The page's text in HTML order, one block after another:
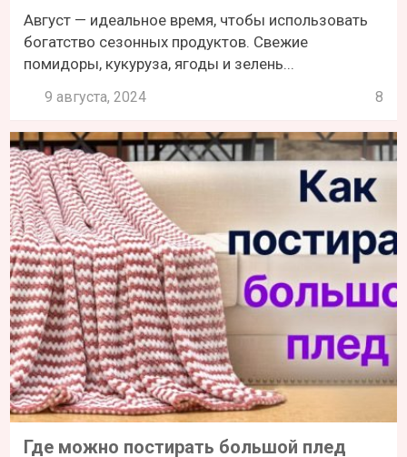
Август — идеальное время, чтобы использовать
богатство сезонных продуктов. Свежие
помидоры, кукуруза, ягоды и зелень...
9 августа, 2024 8
Где можно постирать большой плед